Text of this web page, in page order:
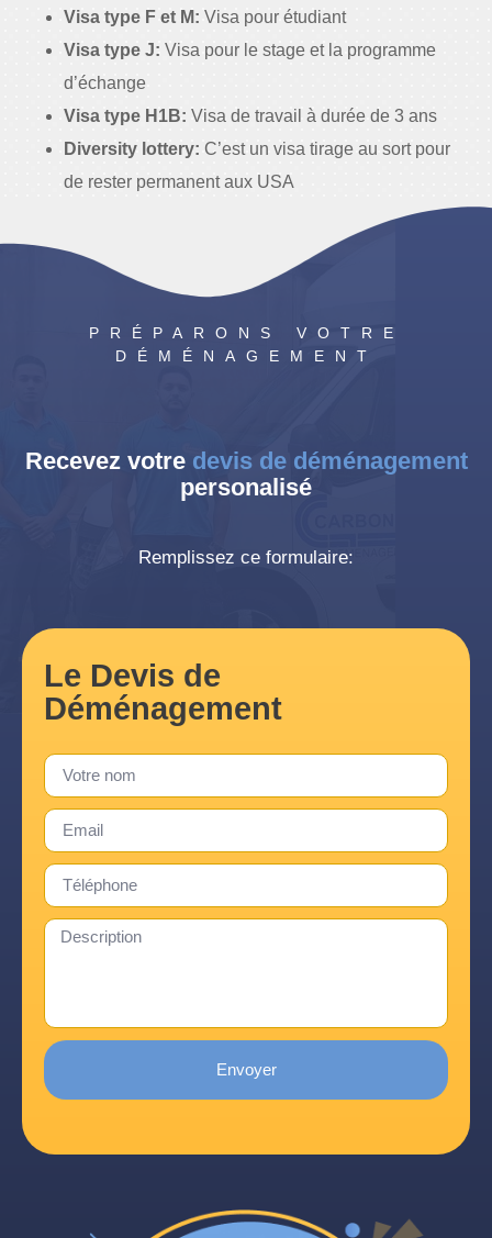
Visa type F et M: Visa pour étudiant
Visa type J: Visa pour le stage et la programme
d’échange
Visa type H1B: Visa de travail à durée de 3 ans
Diversity lottery: C’est un visa tirage au sort pour
de rester permanent aux USA
Visa pour résider permanent
PRÉPARONS VOTRE
DÉMÉNAGEMENT
Recevez votre devis de déménagement
personalisé
Remplissez ce formulaire:
Le Devis de
Déménagement
Envoyer